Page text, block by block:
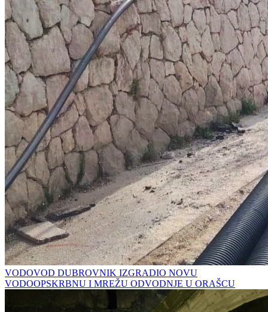
VODOVOD DUBROVNIK IZGRADIO NOVU
VODOOPSKRBNU I MREŽU ODVODNJE U ORAŠCU